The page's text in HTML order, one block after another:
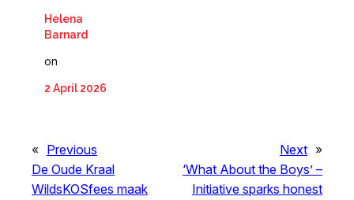
Helena
Barnard
on
2 April 2026
« Previous
De Oude Kraal
WildsKOSfees maak
Next »
‘What About the Boys’ –
Initiative sparks honest